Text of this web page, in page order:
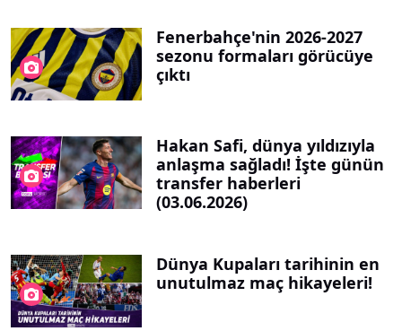
Fenerbahçe'nin 2026-2027
sezonu formaları görücüye
çıktı
Hakan Safi, dünya yıldızıyla
anlaşma sağladı! İşte günün
transfer haberleri
(03.06.2026)
Dünya Kupaları tarihinin en
unutulmaz maç hikayeleri!